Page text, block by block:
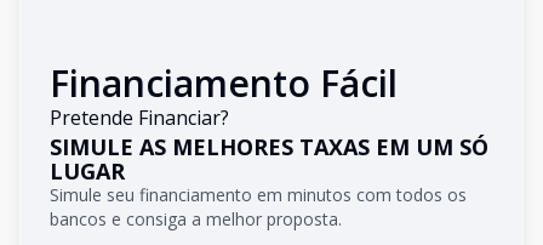
Financiamento Fácil
Pretende Financiar?
SIMULE AS MELHORES TAXAS EM UM SÓ
LUGAR
Simule seu financiamento em minutos com todos os
bancos e consiga a melhor proposta.